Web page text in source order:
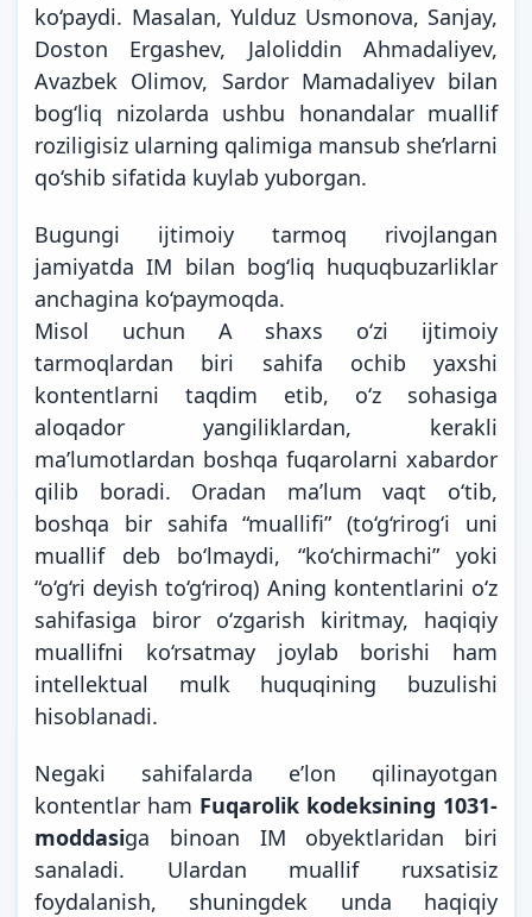
ko‘paydi. Masalan, Yulduz Usmonova, Sanjay,
Doston Ergashev, Jaloliddin Ahmadaliyev,
Avazbek Olimov, Sardor Mamadaliyevbilan
bog‘liq nizolarda ushbu honandalar muallif
roziligisiz ularning qalimiga mansub she’rlarni
qo‘shib sifatida kuylab yuborgan.
Bugungi ijtimoiy tarmoq rivojlangan
jamiyatda IM bilan bog‘liq huquqbuzarliklar
anchagina ko‘paymoqda.
Misol uchun A shaxs o‘zi ijtimoiy
tarmoqlardan biri sahifa ochib yaxshi
kontentlarni taqdim etib, o‘z sohasiga
aloqador yangiliklardan, kerakli
ma’lumotlardan boshqa fuqarolarni xabardor
qilib boradi. Oradan ma’lum vaqt o‘tib,
boshqa bir sahifa “muallifi” (to‘g‘rirog‘i uni
muallif deb bo‘lmaydi, “ko‘chirmachi” yoki
“o‘g‘ri deyish to‘g‘riroq) Aning kontentlarini o‘z
sahifasiga biror o‘zgarish kiritmay, haqiqiy
muallifni ko‘rsatmay joylab borishi ham
intellektual mulk huquqining buzulishi
hisoblanadi.
Negaki sahifalarda e’lon qilinayotgan
kontentlar ham Fuqarolik kodeksining 1031-
moddasiga binoan IM obyektlaridan biri
sanaladi. Ulardan muallif ruxsatisiz
foydalanish, shuningdek unda haqiqiy